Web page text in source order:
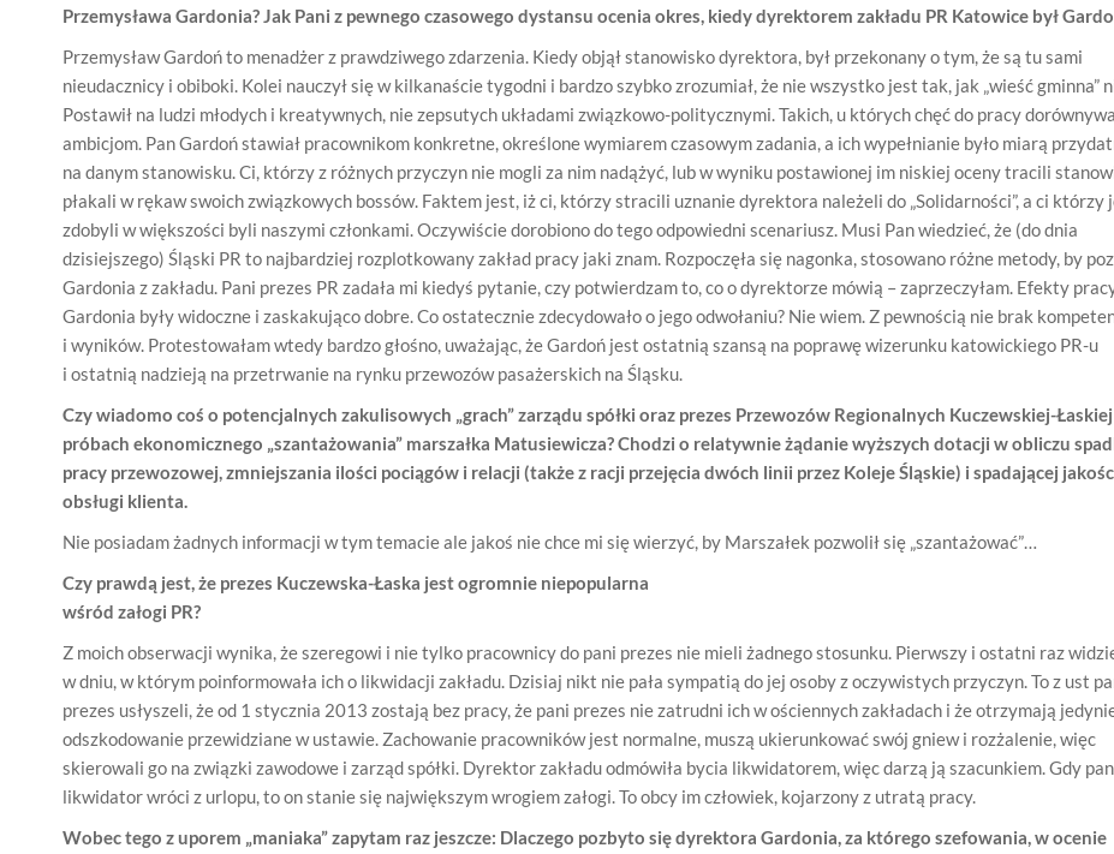
Przemysława Gardonia? Jak Pani z pewnego czasowego dystansu ocenia okres, kiedy dyrektorem zakładu PR Katowice był
Przemysław Gardoń to menadżer z prawdziwego zdarzenia. Kiedy objął stanowisko dyrektora, był przekonany o tym, że są tu sami
nieudacznicy i obiboki. Kolei nauczył się w kilkanaście tygodni i bardzo szybko zrozumiał, że nie wszystko jest tak, jak „wieść gminna”
Postawił na ludzi młodych i kreatywnych, nie zepsutych układami związkowo-politycznymi. Takich, u których chęć do pracy
ambicjom. Pan Gardoń stawiał pracownikom konkretne, określone wymiarem czasowym zadania, a ich wypełnianie było miarą
na danym stanowisku. Ci, którzy z różnych przyczyn nie mogli za nim nadążyć, lub w wyniku postawionej im niskiej oceny tracili
płakali w rękaw swoich związkowych bossów. Faktem jest, iż ci, którzy stracili uznanie dyrektora należeli do „Solidarności”, a ci którzy
zdobyli w większości byli naszymi członkami. Oczywiście dorobiono do tego odpowiedni scenariusz. Musi Pan wiedzieć, że (do dnia
dzisiejszego) Śląski PR to najbardziej rozplotkowany zakład pracy jaki znam. Rozpoczęła się nagonka, stosowano różne metody, by
Gardonia z zakładu. Pani prezes PR zadała mi kiedyś pytanie, czy potwierdzam to, co o dyrektorze mówią – zaprzeczyłam. Efekty
Gardonia były widoczne i zaskakująco dobre. Co ostatecznie zdecydowało o jego odwołaniu? Nie wiem. Z pewnością nie brak
i wyników. Protestowałam wtedy bardzo głośno, uważając, że Gardoń jest ostatnią szansą na poprawę wizerunku katowickiego PR-u
i ostatnią nadzieją na przetrwanie na rynku przewozów pasażerskich na Śląsku.
Czy wiadomo coś o potencjalnych zakulisowych „grach” zarządu spółki oraz prezes Przewozów Regionalnych Kuczewskiej-
próbach ekonomicznego „szantażowania” marszałka Matusiewicza? Chodzi o relatywnie żądanie wyższych dotacji w obliczu
pracy przewozowej, zmniejszania ilości pociągów i relacji (także z racji przejęcia dwóch linii przez Koleje Śląskie) i spadającej
obsługi klienta.
Nie posiadam żadnych informacji w tym temacie ale jakoś nie chce mi się wierzyć, by Marszałek pozwolił się „szantażować”…
Czy prawdą jest, że prezes Kuczewska-Łaska jest ogromnie niepopularna
wśród załogi PR?
Z moich obserwacji wynika, że szeregowi i nie tylko pracownicy do pani prezes nie mieli żadnego stosunku. Pierwszy i ostatni raz
w dniu, w którym poinformowała ich o likwidacji zakładu. Dzisiaj nikt nie pała sympatią do jej osoby z oczywistych przyczyn. To z ust
prezes usłyszeli, że od 1 stycznia 2013 zostają bez pracy, że pani prezes nie zatrudni ich w ościennych zakładach i że otrzymają
odszkodowanie przewidziane w ustawie. Zachowanie pracowników jest normalne, muszą ukierunkować swój gniew i rozżalenie, więc
skierowali go na związki zawodowe i zarząd spółki. Dyrektor zakładu odmówiła bycia likwidatorem, więc darzą ją szacunkiem. Gdy pan
likwidator wróci z urlopu, to on stanie się największym wrogiem załogi. To obcy im człowiek, kojarzony z utratą pracy.
Wobec tego z uporem „maniaka” zapytam raz jeszcze: Dlaczego pozbyto się dyrektora Gardonia, za którego szefowania, w ocenie